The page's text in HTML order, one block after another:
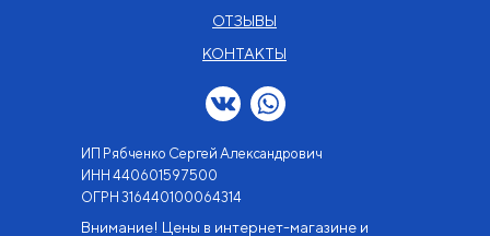
КОНТАКТЫ
Внимание! Цены в интернет-магазине и
ОТЗЫВЫ
ИП Рябченко Сергей Александрович
ИНН 440601597500
OГРН 316440100064314